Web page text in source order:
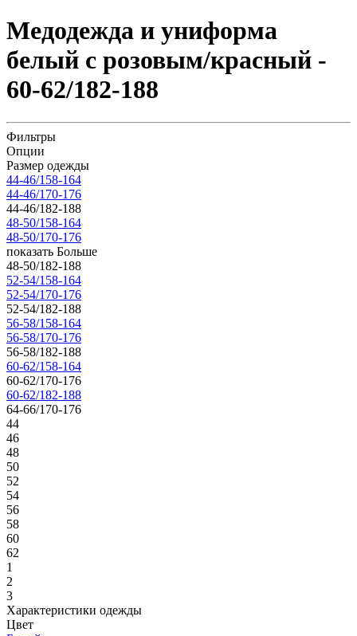
Медодежда и униформа
белый с розовым/красный -
60-62/182-188
Фильтры
Опции
Размер одежды
44-46/158-164
44-46/170-176
44-46/182-188
48-50/158-164
48-50/170-176
показать Больше
48-50/182-188
52-54/158-164
52-54/170-176
52-54/182-188
56-58/158-164
56-58/170-176
56-58/182-188
60-62/158-164
60-62/170-176
60-62/182-188
64-66/170-176
44
46
48
50
52
54
56
58
60
62
1
2
3
Характеристики одежды
Цвет